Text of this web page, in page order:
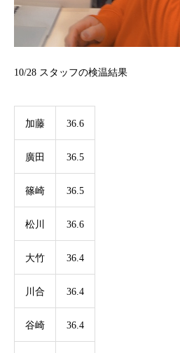
10/28 スタッフの検温結果
加藤 36.6
廣田 36.5
篠崎 36.5
松川 36.6
大竹 36.4
川合 36.4
谷崎 36.4